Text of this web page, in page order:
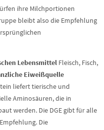
ihre Milchportionen
bleibt also die Empfehlung
Lebensmittel Fleisch, Fisch,
Eiweißquelle
liefert tierische und
Aminosäuren, die in
werden. Die DGE gibt für alle
Die